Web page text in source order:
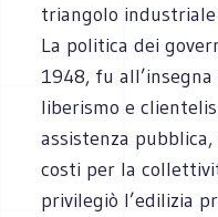
triangolo
La politica dei
1948, fu
liberismo e
assistenza
costi per la
privilegiò l’edilizia